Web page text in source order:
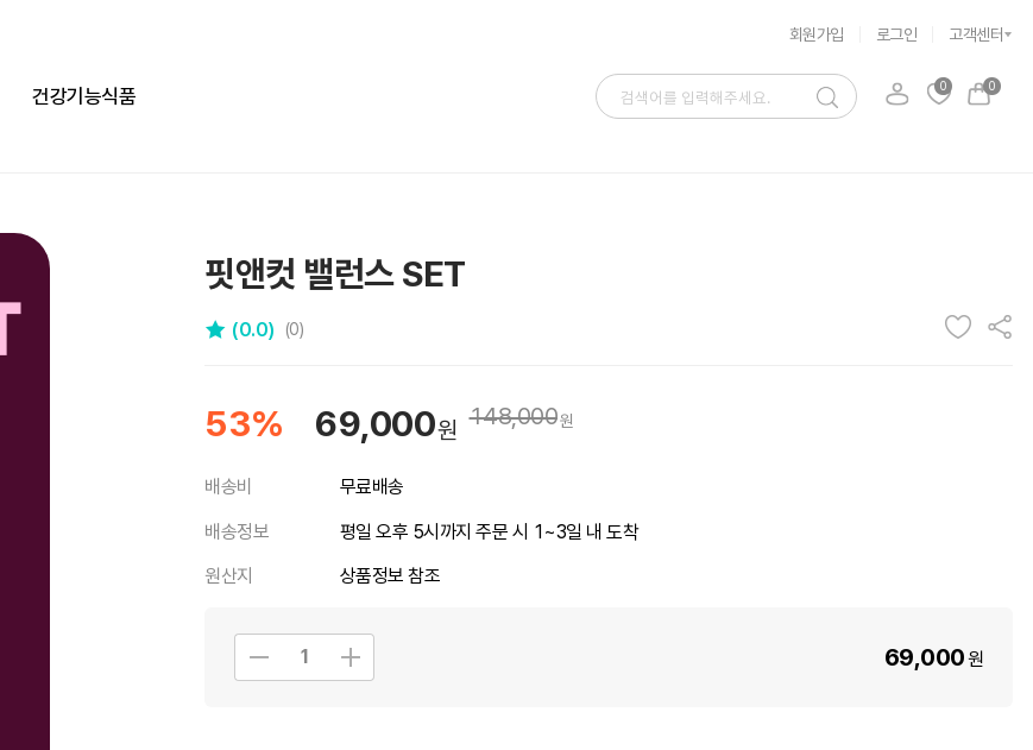
회원가입 로그인 고객센터
건강기능식품 0 0
핏앤컷 밸런스 SET
(0.0) (0)
53% 69,000원 148,000원
배송비
무료배송
배송정보
평일 오후 5시까지 주문 시 1~3일 내 도착
원산지
상품정보 참조
69,000원